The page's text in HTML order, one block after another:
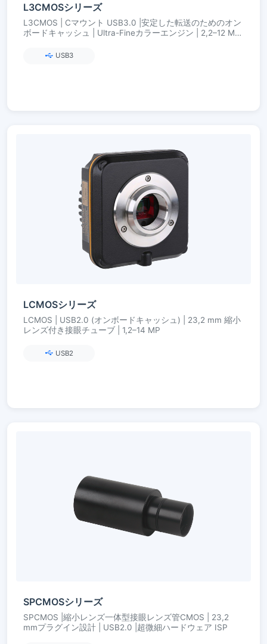
L3CMOSシリーズ
L3CMOS | Cマウント USB3.0 |安定した転送のためのオン
ボードキャッシュ | Ultra-Fineカラーエンジン | 2,2–12 MP
USB3
LCMOSシリーズ
LCMOS | USB2.0 (オンボードキャッシュ) | 23,2 mm 縮小
レンズ付き接眼チューブ | 1,2–14 MP
USB2
SPCMOSシリーズ
SPCMOS |縮小レンズ一体型接眼レンズ管CMOS | 23,2
mmプラグイン設計 | USB2.0 |超微細ハードウェア ISP